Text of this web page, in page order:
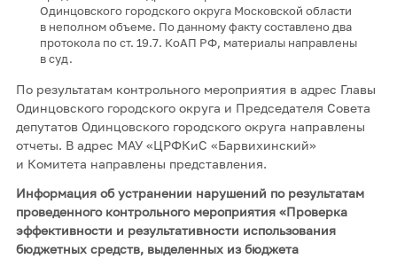
Одинцовского городского округа Московской области
в неполном объеме. По данному факту составлено два
протокола по ст. 19.7. КоАП РФ, материалы направлены
в суд.
По результатам контрольного мероприятия в адрес Главы
Одинцовского городского округа и Председателя Совета
депутатов Одинцовского городского округа направлены
отчеты. В адрес МАУ «ЦРФКиС «Барвихинский»
и Комитета направлены представления.
Информация об устранении нарушений по результатам
проведенного контрольного мероприятия «Проверка
эффективности и результативности использования
бюджетных средств, выделенных из бюджета